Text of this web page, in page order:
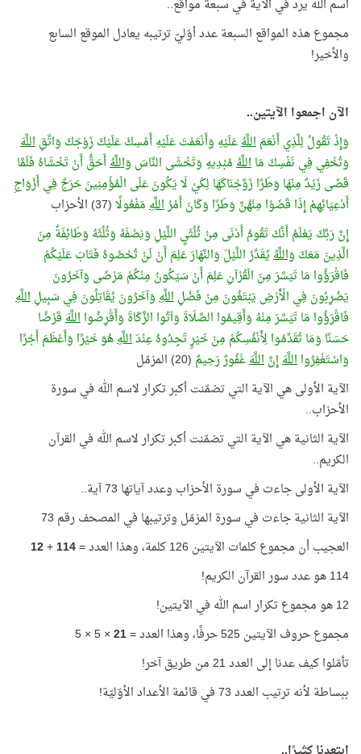
اسم الله يرد في الآية في سبعة مواقع..
مجموع هذه المواقع السبعة عدد أوّليّ ترتيبه يعادل الموقع السابع
والأخير!
الآن اجمعوا الآيتين..
وَإِذْ تَقُولُ لِلَّذِي أَنْعَمَاللَّهُعَلَيْهِ وَأَنْعَمْتَ عَلَيْهِ أَمْسِكْ عَلَيْكَ زَوْجَكَ وَاتَّقِاللَّهَ
وَتُخْفِي فِي نَفْسِكَ مَااللَّهُمُبْدِيهِ وَتَخْشَى النَّاسَ وَاللَّهُأَحَقُّ أَنْ تَخْشَاهُ فَلَمَّا
قَضَى زَيْدٌ مِنْهَا وَطَرًا زَوَّجْنَاكَهَا لِكَيْ لَا يَكُونَ عَلَى الْمُؤْمِنِينَ حَرَجٌ فِي أَزْوَاجِ
أَدْعِيَائِهِمْ إِذَا قَضَوْا مِنْهُنَّ وَطَرًا وَكَانَ أَمْرُاللَّهِمَفْعُولًا(37) الأحزاب
إِنَّ رَبَّكَ يَعْلَمُ أَنَّكَ تَقُومُ أَدْنَى مِنْ ثُلُثَيِ اللَّيْلِ وَنِصْفَهُ وَثُلُثَهُ وَطَائِفَةٌ مِنَ
الَّذِينَ مَعَكَ وَاللَّهُيُقَدِّرُ اللَّيْلَ وَالنَّهَارَ عَلِمَ أَنْ لَنْ تُحْصُوهُ فَتَابَ عَلَيْكُمْ
فَاقْرَؤُوا مَا تَيَسَّرَ مِنَ الْقُرْآنِ عَلِمَ أَنْ سَيَكُونُ مِنْكُمْ مَرْضَى وَآخَرُونَ
يَضْرِبُونَ فِي الْأَرْضِ يَبْتَغُونَ مِنْ فَضْلِاللَّهِوَآخَرُونَ يُقَاتِلُونَ فِي سَبِيلِاللَّهِ
فَاقْرَؤُوا مَا تَيَسَّرَ مِنْهُ وَأَقِيمُوا الصَّلَاةَ وَآتُوا الزَّكَاةَ وَأَقْرِضُوااللَّهَقَرْضًا
حَسَنًا وَمَا تُقَدِّمُوا لِأَنْفُسِكُمْ مِنْ خَيْرٍ تَجِدُوهُ عِنْدَاللَّهِهُوَ خَيْرًا وَأَعْظَمَ أَجْرًا
وَاسْتَغْفِرُوااللَّهَإِنَّاللَّهَغَفُورٌ رَحِيمٌ (20) المزمّل
الآية الأولى هي الآية التي تضمّنت أكبر تكرار لاسم الله في سورة
الأحزاب..
الآية الثانية هي الآية التي تضمّنت أكبر تكرار لاسم الله في القرآن
الكريم..
الآية الأولى جاءت في سورة الأحزاب وعدد آياتها 73 آية..
الآية الثانية جاءت في سورة المزمّل وترتيبها في المصحف رقم 73
العجيب أن مجموع كلمات الآيتين 126 كلمة، وهذا العدد =
114
+
12
114 هو عدد سور القرآن الكريم!
12 هو مجموع تكرار اسم الله في الآيتين!
مجموع حروف الآيتين 525 حرفًا، وهذا العدد =
21
× 5 × 5
تأمّلوا كيف عدنا إلى العدد 21 من طريق آخر!
ببساطة لأنه ترتيب العدد 73 في قائمة الأعداد الأوّليّة!